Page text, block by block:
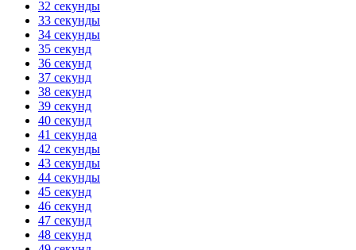
32 секунды
33 секунды
34 секунды
35 секунд
36 секунд
37 секунд
38 секунд
39 секунд
40 секунд
41 секунда
42 секунды
43 секунды
44 секунды
45 секунд
46 секунд
47 секунд
48 секунд